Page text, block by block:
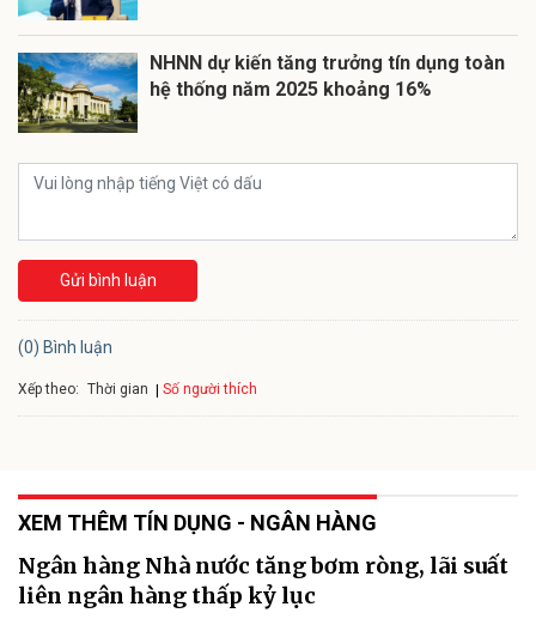
NHNN dự kiến tăng trưởng tín dụng toàn
hệ thống năm 2025 khoảng 16%
Gửi bình luận
(0) Bình luận
Xếp theo: Thời gian Số người thích
XEM THÊM TÍN DỤNG - NGÂN HÀNG
Ngân hàng Nhà nước tăng bơm ròng, lãi suất
liên ngân hàng thấp kỷ lục